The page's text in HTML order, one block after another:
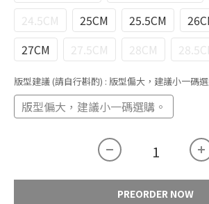
24.5CM
25CM 25.5CM
27CM
27.5CM 28CM
版型建議 (請自行斟酌) : 版型偏大，建議小一碼選
版型偏大，建議小一碼選購。
PREORDER NOW